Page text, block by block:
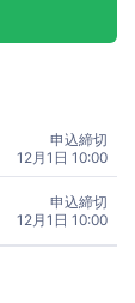
申込締切
12月1日 10:00
申込締切
12月1日 10:00